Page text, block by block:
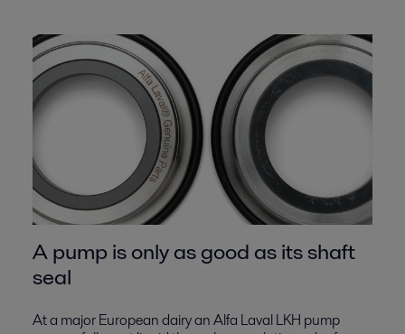
A pump is only as good as its shaft
seal
At a major European dairy an Alfa Laval LKH pump